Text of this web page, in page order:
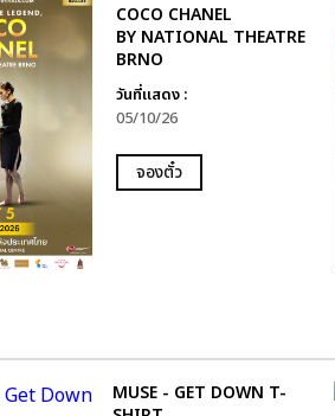
COCO CHANEL
BY NATIONAL THEATRE
BRNO
วันที่แสดง :
05/10/26
จองตั๋ว
MUSE - GET DOWN T-